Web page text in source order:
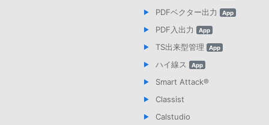
PDFベクター出力 App
PDF入出力 App
TS出来型管理 App
ハイ線ス App
Smart Attack®︎
Classist
Calstudio